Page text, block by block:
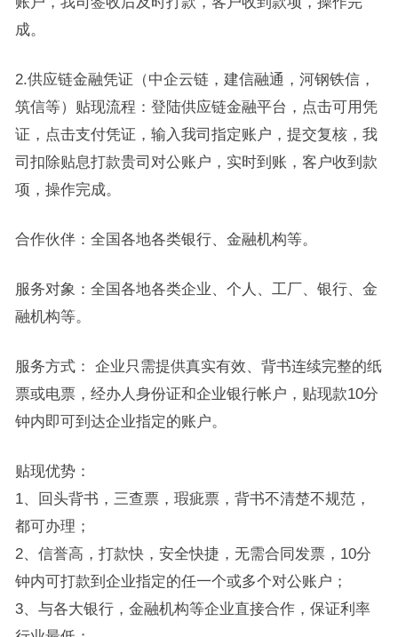
成。
2.供应链金融凭证（中企云链，建信融通，河钢铁信，
筑信等）贴现流程：登陆供应链金融平台，点击可用凭
证，点击支付凭证，输入我司指定账户，提交复核，我
司扣除贴息打款贵司对公账户，实时到账，客户收到款
项，操作完成。
合作伙伴：全国各地各类银行、金融机构等。
服务对象：全国各地各类企业、个人、工厂、银行、金
融机构等。
服务方式： 企业只需提供真实有效、背书连续完整的纸
票或电票，经办人身份证和企业银行帐户，贴现款10分
钟内即可到达企业指定的账户。
贴现优势：
1、回头背书，三查票，瑕疵票，背书不清楚不规范，
都可办理；
2、信誉高，打款快，安全快捷，无需合同发票，10分
钟内可打款到企业指定的任一个或多个对公账户；
3、与各大银行，金融机构等企业直接合作，保证利率